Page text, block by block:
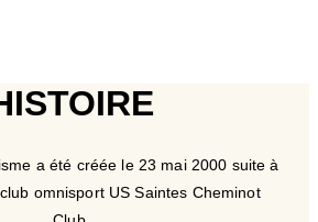
a été créée le 23 mai 2000 suite à
omnisport US Saintes Cheminot